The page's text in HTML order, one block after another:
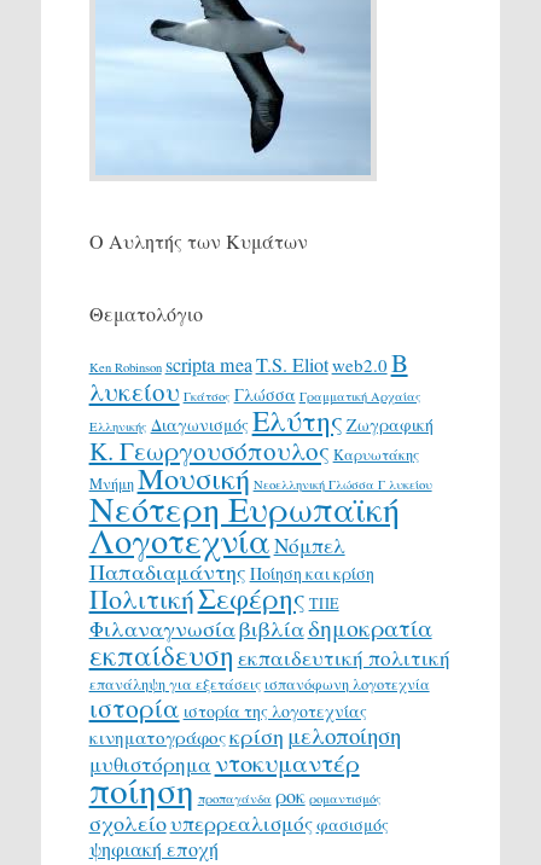
Ο Αυλητής των Κυμάτων
Θεματολόγιο
Ken Robinson scripta meaT.S. Eliotweb2.0 Β
λυκείου Γκάτσος Γλώσσα Γραμματική Αρχαίας
Ελληνικής ΔιαγωνισμόςΕλύτης Ζωγραφική
Κ. Γεωργουσόπουλος Καρυωτάκης
ΜνήμηΜουσική Νεοελληνική Γλώσσα Γ λυκείου
Νεότερη Ευρωπαϊκή
ΛογοτεχνίαΝόμπελ
Παπαδιαμάντης Ποίηση και κρίση
ΠολιτικήΣεφέρης ΤΠΕ
Φιλαναγνωσίαβιβλίαδημοκρατία
εκπαίδευση εκπαιδευτική πολιτική
επανάληψη για εξετάσεις ισπανόφωνη λογοτεχνία
ιστορία ιστορία της λογοτεχνίας
κινηματογράφοςκρίση μελοποίηση
μυθιστόρημα ντοκυμαντέρ
ποίηση προπαγάνδα ροκ ρομαντισμός
σχολείουπερρεαλισμόςφασισμός
ψηφιακή εποχή